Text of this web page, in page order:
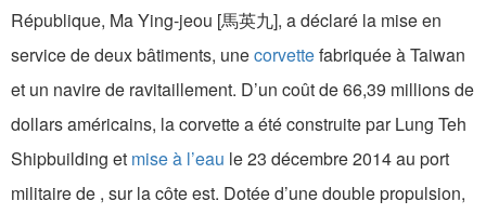
République, Ma Ying-jeou [馬英九], a déclaré la mise en
service de deux bâtiments, unecorvettefabriquée à Taiwan
et un navire de ravitaillement. D’un coût de 66,39 millions de
dollars américains, la corvette a été construite par Lung Teh
Shipbuilding et mise à l’eau le 23 décembre 2014 au port
militaire de , sur la côte est. Dotée d’une double propulsion,